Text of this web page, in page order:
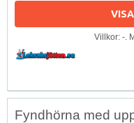
Villkor: -.
Fyndhörna med